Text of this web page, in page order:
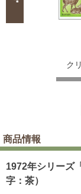
ク
商品情報
1972年シリーズ
字：茶）